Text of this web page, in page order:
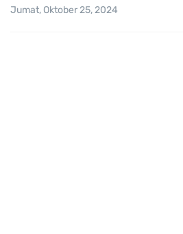
Jumat, Oktober 25, 2024